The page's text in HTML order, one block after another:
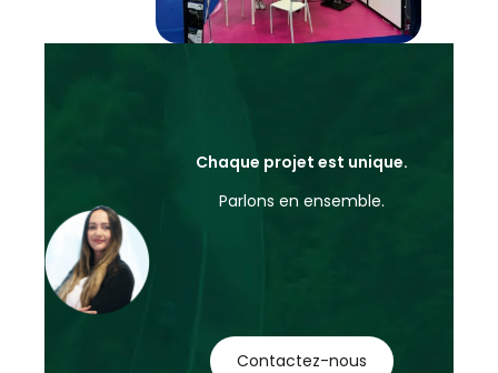
Chaque projet est unique.
Parlons en ensemble.
Contactez-nous